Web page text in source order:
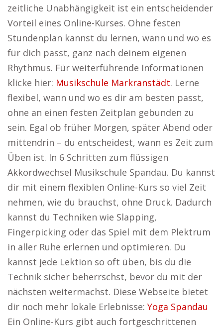
zeitliche Unabhängigkeit ist ein entscheidender
Vorteil eines Online-Kurses. Ohne festen
Stundenplan kannst du lernen, wann und wo es
für dich passt, ganz nach deinem eigenen
Rhythmus. Für weiterführende Informationen
klicke hier: Musikschule Markranstädt. Lerne
flexibel, wann und wo es dir am besten passt,
ohne an einen festen Zeitplan gebunden zu
sein. Egal ob früher Morgen, später Abend oder
mittendrin – du entscheidest, wann es Zeit zum
Üben ist. In 6 Schritten zum flüssigen
Akkordwechsel Musikschule Spandau. Du kannst
dir mit einem flexiblen Online-Kurs so viel Zeit
nehmen, wie du brauchst, ohne Druck. Dadurch
kannst du Techniken wie Slapping,
Fingerpicking oder das Spiel mit dem Plektrum
in aller Ruhe erlernen und optimieren. Du
kannst jede Lektion so oft üben, bis du die
Technik sicher beherrschst, bevor du mit der
nächsten weitermachst. Diese Webseite bietet
dir noch mehr lokale Erlebnisse: Yoga Spandau
Ein Online-Kurs gibt auch fortgeschrittenen